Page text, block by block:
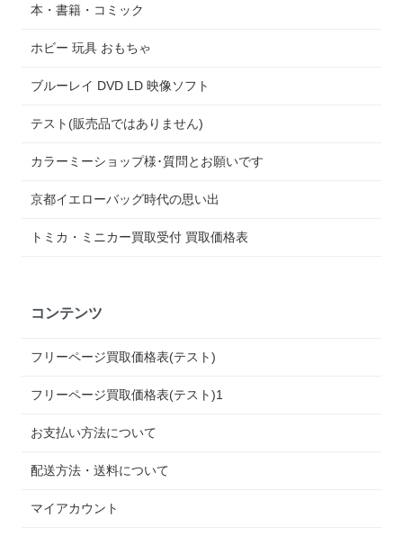
本・書籍・コミック
ホビー 玩具 おもちゃ
ブルーレイ DVD LD 映像ソフト
テスト(販売品ではありません)
カラーミーショップ様･質問とお願いです
京都イエローバッグ時代の思い出
トミカ・ミニカー買取受付 買取価格表
コンテンツ
フリーページ買取価格表(テスト)
フリーページ買取価格表(テスト)1
お支払い方法について
配送方法・送料について
マイアカウント